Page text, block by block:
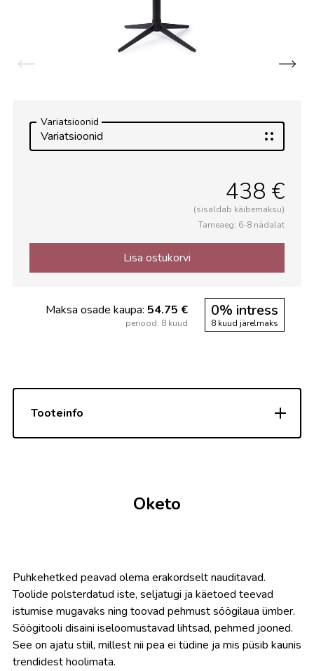
Variatsioonid
Variatsioonid
438 €
(sisaldab käibemaksu)
Tarneaeg: 6-8 nädalat
Lisa ostukorvi
Maksa osade kaupa: 54.75 €
periood: 8 kuud
0% intress
8 kuud järelmaks
Tooteinfo
Oketo
Puhkehetked peavad olema erakordselt nauditavad.
Toolide polsterdatud iste, seljatugi ja käetoed teevad
istumise mugavaks ning toovad pehmust söögilaua ümber.
Söögitooli disaini iseloomustavad lihtsad, pehmed jooned.
See on ajatu stiil, millest nii pea ei tüdine ja mis püsib kaunis
trendidest hoolimata.